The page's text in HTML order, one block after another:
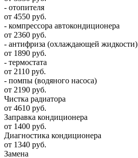
- отопителя
от 4550 руб.
- компрессора автокондиционера
от 2360 руб.
- антифриза (охлаждающей жидкости)
от 1890 руб.
- термостата
от 2110 руб.
- помпы (водяного насоса)
от 2190 руб.
Чистка радиатора
от 4610 руб.
Заправка кондиционера
от 1400 руб.
Диагностика кондиционера
от 1340 руб.
Замена